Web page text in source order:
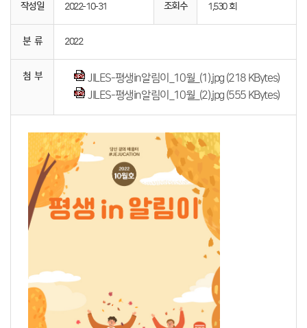
작성일 2022-10-31 조회수 1,530 회
분 류 2022
첨 부
JILES-평생in알림이_10월_(1).jpg (218 KBytes)
JILES-평생in알림이_10월_(2).jpg (555 KBytes)